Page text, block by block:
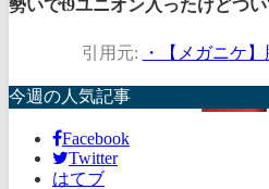
勢いでt9ユニオン入ったけどつ
引用元: ・【メガニケ
今週の人気記事
Facebook
Twitter
はてブ